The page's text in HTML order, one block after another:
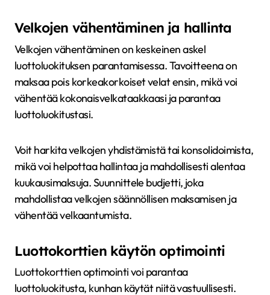
Velkojen vähentäminen ja hallinta
Velkojen vähentäminen on keskeinen askel
luottoluokituksen parantamisessa. Tavoitteena on
maksaa pois korkeakorkoiset velat ensin, mikä voi
vähentää kokonaisvelkataakkaasi ja parantaa
luottoluokitustasi.
Voit harkita velkojen yhdistämistä tai konsolidoimista,
mikä voi helpottaa hallintaa ja mahdollisesti alentaa
kuukausimaksuja. Suunnittele budjetti, joka
mahdollistaa velkojen säännöllisen maksamisen ja
vähentää velkaantumista.
Luottokorttien käytön optimointi
Luottokorttien optimointi voi parantaa
luottoluokitusta, kunhan käytät niitä vastuullisesti.